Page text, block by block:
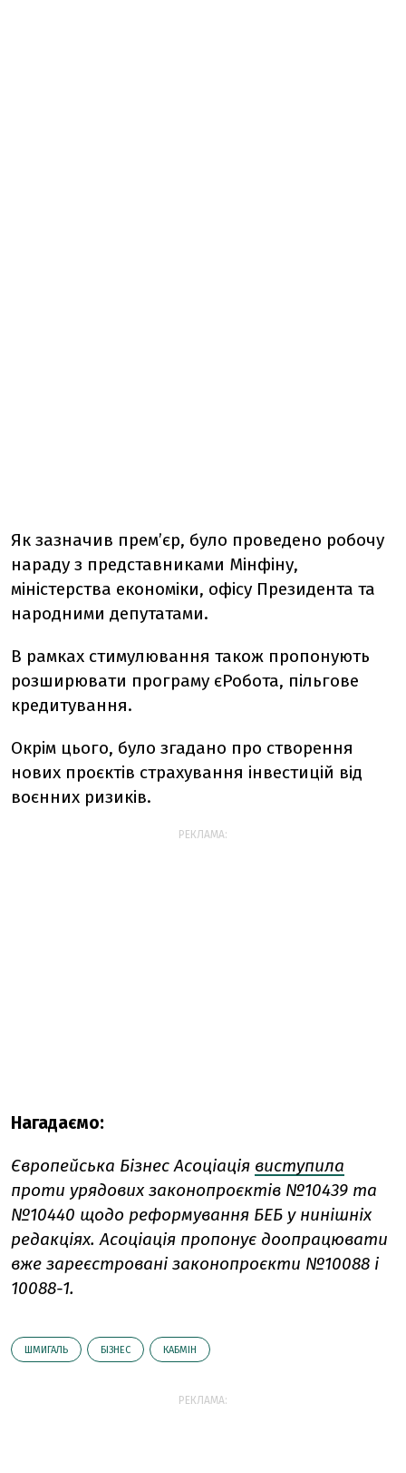
Як зазначив премʼєр, було проведено робочу
нараду з представниками Мінфіну,
міністерства економіки, офісу Президента та
народними депутатами.
В рамках стимулювання також пропонують
розширювати програму єРобота, пільгове
кредитування.
Окрім цього, було згадано про створення
нових проєктів страхування інвестицій від
воєнних ризиків.
РЕКЛАМА:
Нагадаємо:
Європейська Бізнес Асоціація виступила
проти урядових законопроєктів №10439 та
№10440 щодо реформування БЕБ у нинішніх
редакціях. Асоціація пропонує доопрацювати
вже зареєстровані законопроєкти №10088 і
10088-1.
ШМИГАЛЬ БІЗНЕС КАБМІН
РЕКЛАМА: